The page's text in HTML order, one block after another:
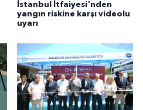
İstanbul İtfaiyesi'nden
yangın riskine karşı videolu
uyarı